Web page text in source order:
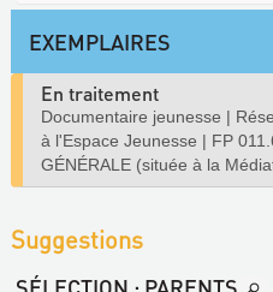
EXEMPLAIRES
En traitement
Documentaire jeunesse |
à l'Espace Jeunesse | FP
GÉNÉRALE (située à la
Suggestions